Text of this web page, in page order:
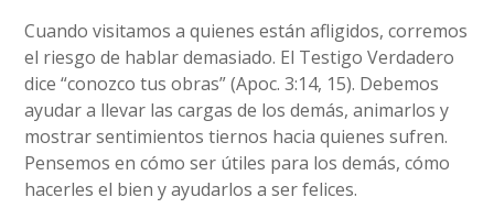
Cuando visitamos a quienes están afligidos, corremos
el riesgo de hablar demasiado. El Testigo Verdadero
dice “conozco tus obras” (Apoc. 3:14, 15). Debemos
ayudar a llevar las cargas de los demás, animarlos y
mostrar sentimientos tiernos hacia quienes sufren.
Pensemos en cómo ser útiles para los demás, cómo
hacerles el bien y ayudarlos a ser felices.